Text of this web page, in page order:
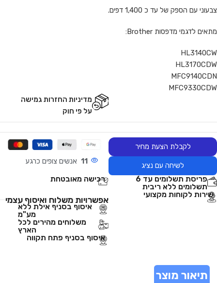
צבעוני עם הספק של עד כ 1,400 דפים.
מתאים לדגמי מדפסות Brother:
HL3140CW
HL3170CDW
MFC9140CDN
MFC9330CDW
מדיניות החזרות גמישה
על פי חוק
לקבלת הצעת מחיר
לשיחה עם נציג 11 אנשים צופים כרגע
פריסת תשלומים עד 6
תשלומים ללא ריבית
רכישה מאובטחת
שירות לקוחות מקצועי
אפשרויות משלוח ואיסוף עצמי
איסוף בסניף אילת ללא
מע"מ
משלוחים מהירים לכל
הארץ
איסוף בסניף פתח תקווה
תיאור מוצר